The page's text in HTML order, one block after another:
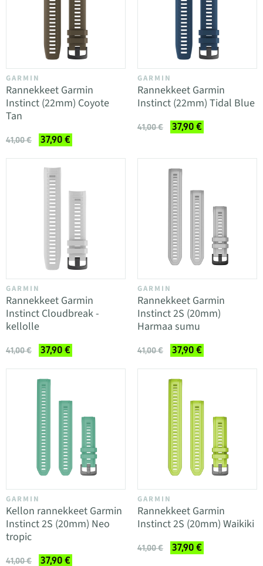
GARMIN
Rannekkeet Garmin
Instinct (22mm) Coyote
Tan
41,00 € 37,90 €
GARMIN
Rannekkeet Garmin
Instinct (22mm) Tidal Blue
41,00 € 37,90 €
GARMIN
Rannekkeet Garmin
Instinct Cloudbreak -
kellolle
41,00 € 37,90 €
GARMIN
Rannekkeet Garmin
Instinct 2S (20mm)
Harmaa sumu
41,00 € 37,90 €
GARMIN
Kellon rannekkeet Garmin
Instinct 2S (20mm) Neo
tropic
41,00 € 37,90 €
GARMIN
Rannekkeet Garmin
Instinct 2S (20mm) Waikiki
41,00 € 37,90 €